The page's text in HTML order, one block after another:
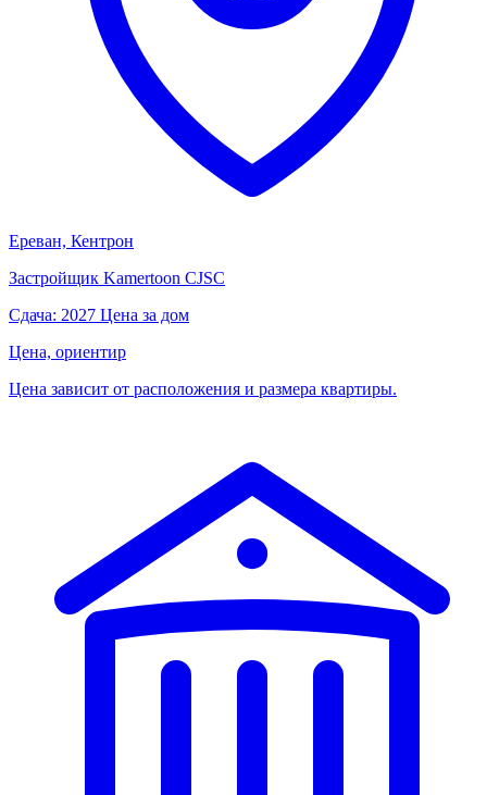
Ереван, Кентрон
Застройщик Kamertoon CJSC
Сдача: 2027 Цена за дом
Цена, ориентир
Цена зависит от расположения и размера квартиры.